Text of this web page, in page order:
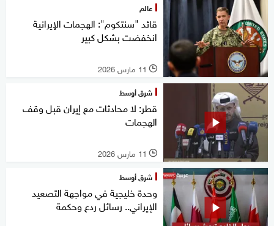
عالم
قائد "سنتكوم": الهجمات الإيرانية
انخفضت بشكل كبير
l 11 مارس 2026
شرق أوسط
قطر: لا محادثات مع إيران قبل وقف
الهجمات
l 11 مارس 2026
شرق أوسط
وحدة خليجية في مواجهة التصعيد
الإيراني.. رسائل ردع وحكمة